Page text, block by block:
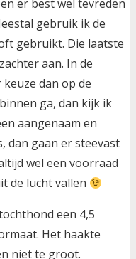
er best wel tevreden
gebruik ik de
gebruikt. Die laatste
aan. In de
dan op de
ga, dan kijk ik
aangenaam en
dan gaan er steevast
wel een voorraad
de lucht vallen
een 4,5
Het haakte
niet te groot.